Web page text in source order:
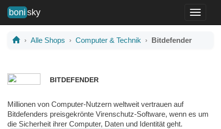
Toggle
boni sky
Alle Shops Computer & Technik Bitdefender
BITDEFENDER
Millionen von Computer-Nutzern weltweit vertrauen auf
Bitdefenders preisgekrönte Virenschutz-Software, wenn es um
die Sicherheit ihrer Computer, Daten und Identität geht.